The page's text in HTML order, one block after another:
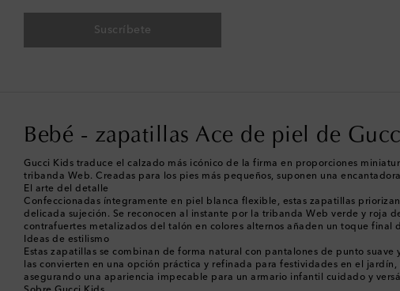
Suscríbete
Bebé - zapatillas Ace de piel de
Gucci Kids traduce el calzado más icónico de la firma en proporciones
tribanda Web. Creadas para los pies más pequeños, suponen una
El arte del detalle
Confeccionadas íntegramente en piel blanca flexible, estas zapatillas
delicada sujeción. Se reconocen al instante por la tribanda Web verde y roja
contrafuertes metalizados del talón en colores alternos añaden un toque final
Ideas de estilismo
Estas zapatillas se combinan de forma natural con pantalones de punto
las convierten en una opción práctica y refinada para festividades en el
asegurando una apariencia impecable para un armario infantil cuidado y